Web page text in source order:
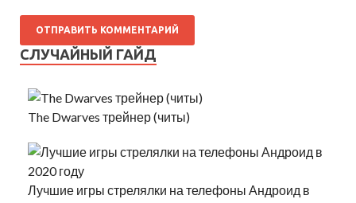
СЛУЧАЙНЫЙ ГАЙД
The Dwarves трейнер (читы)
Лучшие игры стрелялки на телефоны Андроид в